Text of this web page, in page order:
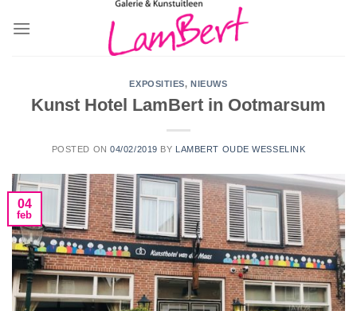
EXPOSITIES,NIEUWS
Kunst Hotel LamBert in Ootmarsum
POSTED ON04/02/2019 BY LAMBERT OUDE WESSELINK
04
feb